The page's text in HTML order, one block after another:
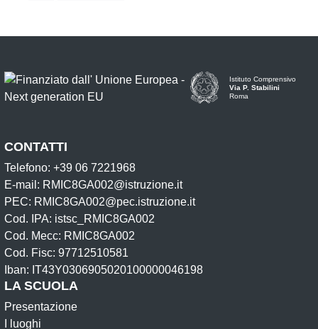
Istituto Comprensivo
Via P. Stabilini
Roma
CONTATTI
Telefono: +39 06 7221968
E-mail: RMIC8GA002@istruzione.it
PEC: RMIC8GA002@pec.istruzione.it
Cod. IPA: istsc_RMIC8GA002
Cod. Mecc: RMIC8GA002
Cod. Fisc: 97712510581
Iban: IT43Y0306905020100000046198
LA SCUOLA
Presentazione
I luoghi